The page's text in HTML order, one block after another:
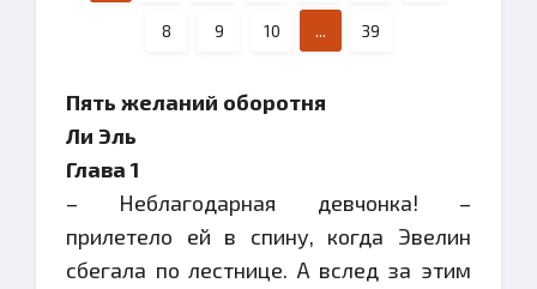
8 9 10 ... 39
Пять желаний оборотня
Ли Эль
Глава 1
– Неблагодарная девчонка! –
прилетело ей в спину, когда Эвелин
сбегала по лестнице. А вслед за этим